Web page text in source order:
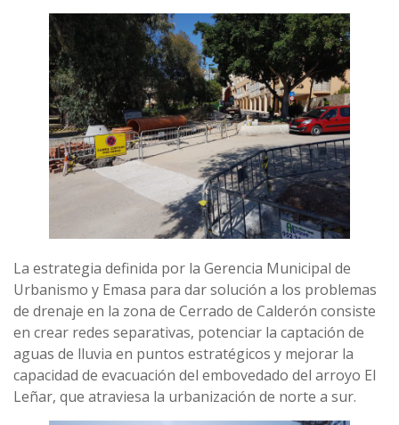
La estrategia definida por la Gerencia Municipal de
Urbanismo y Emasa para dar solución a los problemas
de drenaje en la zona de Cerrado de Calderón consiste
en crear redes separativas, potenciar la captación de
aguas de lluvia en puntos estratégicos y mejorar la
capacidad de evacuación del embovedado del arroyo El
Leñar, que atraviesa la urbanización de norte a sur.